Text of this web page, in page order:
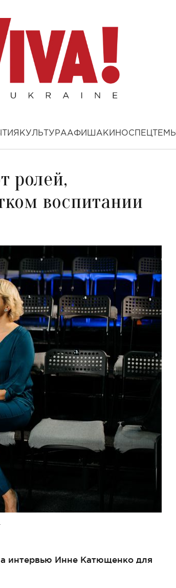
КУЛЬТУРААФИША КИНОСПЕЦТЕМЫ
ролей,
воспитании
интервью Инне Катющенко для